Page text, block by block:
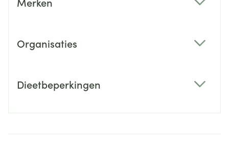
Organisaties
Dieetbeperkingen